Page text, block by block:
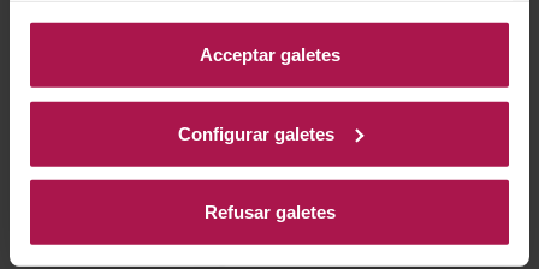
Acceptar galetes
Configurar galetes
Refusar galetes
rebre el nom de Santa Digna. Aquestes creus servien
per delimitar els territoris i simbolitzaven fortuna i
protecció per als qui partien cap a països remots. La
nostra identitat, una fusió de la prosperitat i la
senzillesa del projecte xilè. Reflecteix la unió del seu
origen (creu de la prosperitat) amb la creu andina
llatinoamericana, en agraïment al continent i a la